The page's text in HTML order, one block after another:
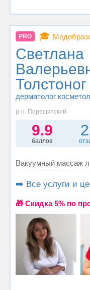
PRO 🎓
Светлана
Толстоног
дерматолог
р-н. Пересыпский
9.9
баллов
Вакуумный массаж
➡️ Все услуги и
🎁 Cкидка 5% по